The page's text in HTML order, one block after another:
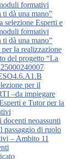
formativi
ti dà una mano”
selezione Esperti e
formativi
ti dà una mano”
la realizzazione
del progetto “La
per il
–da impiegare
e Tutor per la
neoassunti
passaggio di ruolo
– Ambito 11